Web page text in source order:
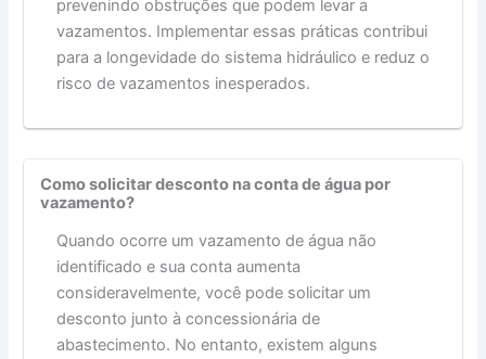
prevenindo obstruções que podem levar a
vazamentos. Implementar essas práticas contribui
para a longevidade do sistema hidráulico e reduz o
risco de vazamentos inesperados.
Como solicitar desconto na conta de água por
vazamento?
Quando ocorre um vazamento de água não
identificado e sua conta aumenta
consideravelmente, você pode solicitar um
desconto junto à concessionária de
abastecimento. No entanto, existem alguns